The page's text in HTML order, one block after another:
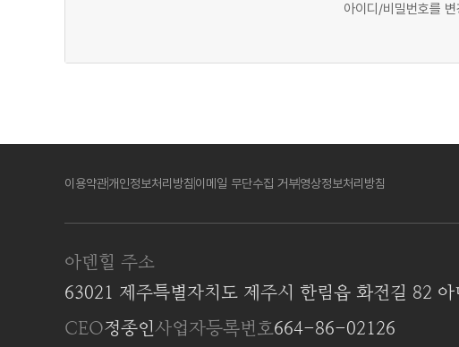
아이디/비밀번호를
이용약관개인정보처리방침 이메일 무단수집 거부영상정보처리방침
아덴힐 주소
63021 제주특별자치도 제주시 한림읍 화전길 82
CEO정종인사업자등록번호664-86-02126